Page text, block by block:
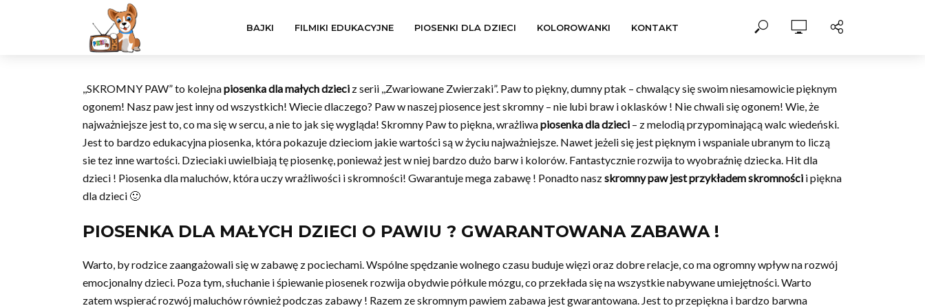
BAJKI FILMIKI EDUKACYJNE PIOSENKI DLA DZIECI KOLOROWANKI KONTAKT
,,SKROMNY PAW” to kolejnapiosenka dla małych dzieci z serii ,,Zwariowane Zwierzaki”. Paw to piękny, dumny ptak – chwalący się swoim niesamowicie pięknym
ogonem! Nasz paw jest inny od wszystkich! Wiecie dlaczego? Paw w naszej piosence jest skromny – nie lubi braw i oklasków ! Nie chwali się ogonem! Wie, że
najważniejsze jest to, co ma się w sercu, a nie to jak się wygląda! Skromny Paw to piękna, wrażliwapiosenka dla dzieci – z melodią przypominającą walc wiedeński.
Jest to bardzo edukacyjna piosenka, która pokazuje dzieciom jakie wartości są w życiu najważniejsze. Nawet jeżeli się jest pięknym i wspaniale ubranym to liczą
sie tez inne wartości. Dzieciaki uwielbiają tę piosenkę, ponieważ jest w niej bardzo dużo barw i kolorów. Fantastycznie rozwija to wyobraźnię dziecka. Hit dla
dzieci ! Piosenka dla maluchów, która uczy wrażliwości i skromności! Gwarantuje mega zabawę ! Ponadto naszskromny paw jest przykładem skromności i piękna
dla dzieci 🙂
PIOSENKA DLA MAŁYCH DZIECI O PAWIU ? GWARANTOWANA ZABAWA !
Warto, by rodzice zaangażowali się w zabawę z pociechami. Wspólne spędzanie wolnego czasu buduje więzi oraz dobre relacje, co ma ogromny wpływ na rozwój
emocjonalny dzieci. Poza tym, słuchanie i śpiewanie piosenek rozwija obydwie półkule mózgu, co przekłada się na wszystkie nabywane umiejętności. Warto
zatem wspierać rozwój maluchów również podczas zabawy ! Razem ze skromnym pawiem zabawa jest gwarantowana. Jest to przepiękna i bardzo barwna